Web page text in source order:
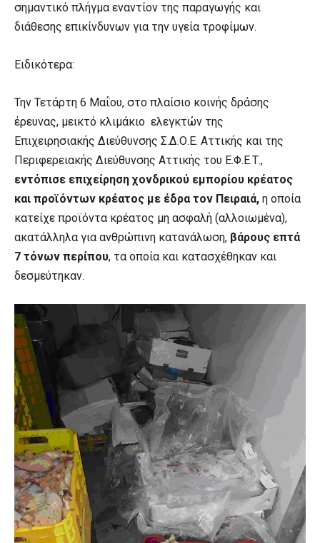
σημαντικό πλήγμα εναντίον της παραγωγής και
διάθεσης επικίνδυνων για την υγεία τροφίμων.
Ειδικότερα:
Την Τετάρτη 6 Μαΐου, στο πλαίσιο κοινής δράσης
έρευνας, μεικτό κλιμάκιο ελεγκτών της
Επιχειρησιακής Διεύθυνσης Σ.Δ.Ο.Ε. Αττικής και της
Περιφερειακής Διεύθυνσης Αττικής του Ε.Φ.Ε.Τ.,
εντόπισε επιχείρηση χονδρικού εμπορίου κρέατος
και προϊόντων κρέατος με έδρα τον Πειραιά, η οποία
κατείχε προϊόντα κρέατος μη ασφαλή (αλλοιωμένα),
ακατάλληλα για ανθρώπινη κατανάλωση, βάρους επτά
7 τόνων περίπου, τα οποία και κατασχέθηκαν και
δεσμεύτηκαν.